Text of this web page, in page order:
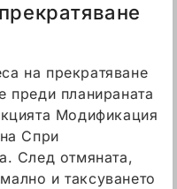
на прекратяване
преди планираната
Модификация
Спри
След отмяната,
и таксуването